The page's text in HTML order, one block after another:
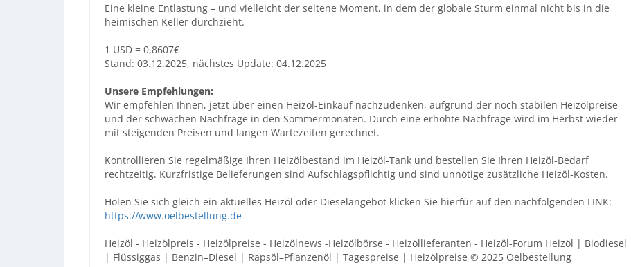
Eine kleine Entlastung – und vielleicht der seltene Moment, in dem der globale Sturm einmal nicht bis in die
heimischen Keller durchzieht.
1 USD = 0,8607€
Stand: 03.12.2025, nächstes Update: 04.12.2025
Unsere Empfehlungen:
Wir empfehlen Ihnen, jetzt über einen Heizöl-Einkauf nachzudenken, aufgrund der noch stabilen Heizölpreise
und der schwachen Nachfrage in den Sommermonaten. Durch eine erhöhte Nachfrage wird im Herbst wieder
mit steigenden Preisen und langen Wartezeiten gerechnet.
Kontrollieren Sie regelmäßige Ihren Heizölbestand im Heizöl-Tank und bestellen Sie Ihren Heizöl-Bedarf
rechtzeitig. Kurzfristige Belieferungen sind Aufschlagspflichtig und sind unnötige zusätzliche Heizöl-Kosten.
Holen Sie sich gleich ein aktuelles Heizöl oder Dieselangebot klicken Sie hierfür auf den nachfolgenden LINK:
https://www.oelbestellung.de
Heizöl - Heizölpreis - Heizölpreise - Heizölnews -Heizölbörse - Heizöllieferanten - Heizöl-Forum Heizöl | Biodiesel
| Flüssiggas | Benzin–Diesel | Rapsöl–Pflanzenöl | Tagespreise | Heizölpreise © 2025 Oelbestellung